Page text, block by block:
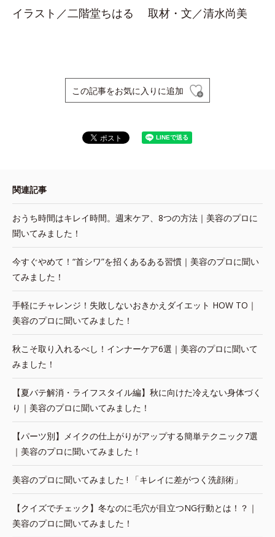
イラスト／二階堂ちはる 取材・文／清水尚美
この記事をお気に入りに追加
関連記事
おうち時間はキレイ時間。週末ケア、8つの方法｜美容のプロに
聞いてみました！
今すぐやめて！“首シワ”を招くあるある習慣｜美容のプロに聞い
てみました！
手軽にチャレンジ！失敗しないおきかえダイエット HOW TO｜
美容のプロに聞いてみました！
秋こそ取り入れるべし！インナーケア6選｜美容のプロに聞いて
みました！
【夏バテ解消・ライフスタイル編】秋に向けた冷えない身体づく
り｜美容のプロに聞いてみました！
【パーツ別】メイクの仕上がりがアップする簡単テクニック7選
｜美容のプロに聞いてみました！
美容のプロに聞いてみました ! 「キレイに差がつく洗顔術」
【クイズでチェック】冬なのに毛穴が目立つNG行動とは！？｜
美容のプロに聞いてみました！